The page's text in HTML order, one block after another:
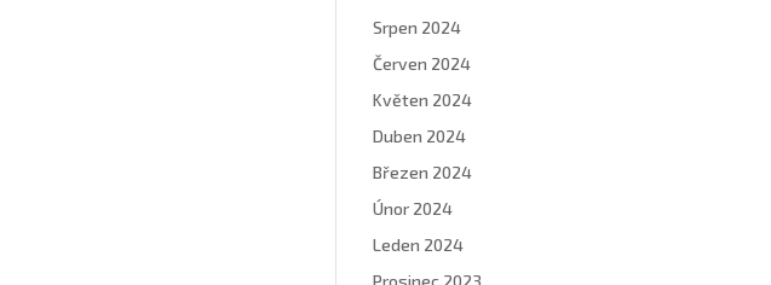
Srpen 2024
Červen 2024
Květen 2024
Duben 2024
Březen 2024
Únor 2024
Leden 2024